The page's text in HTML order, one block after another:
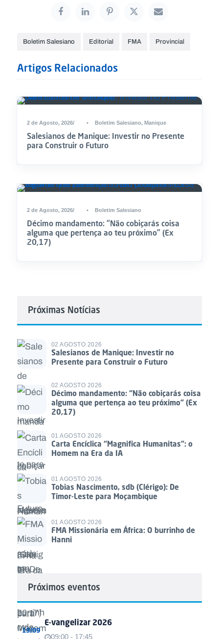
Boletim Salesiano Editorial FMA Provincial
Artigos Relacionados
2 de Agosto, 2026 • Boletim Salesiano, Manique
Salesianos de Manique: Investir no Presente
para Construir o Futuro
2 de Agosto, 2026 • Boletim Salesiano
Décimo mandamento: “Não cobiçarás coisa
alguma que pertença ao teu próximo” (Ex
20,17)
Próximas Notícias
02 AGOSTO 2026
Salesianos de Manique: Investir no
Presente para Construir o Futuro
02 AGOSTO 2026
Décimo mandamento: “Não cobiçarás coisa
alguma que pertença ao teu próximo” (Ex
20,17)
01 AGOSTO 2026
Carta Encíclica “Magnifica Humanitas”: o
Homem na Era da IA
01 AGOSTO 2026
Tobias Nascimento, sdb (Clérigo): De
Timor-Leste para Moçambique
01 AGOSTO 2026
FMA Missionária em África: O burrinho de
Hanni
Próximos eventos
19/09
E-vangelizar 2026
09:00 - 17:45